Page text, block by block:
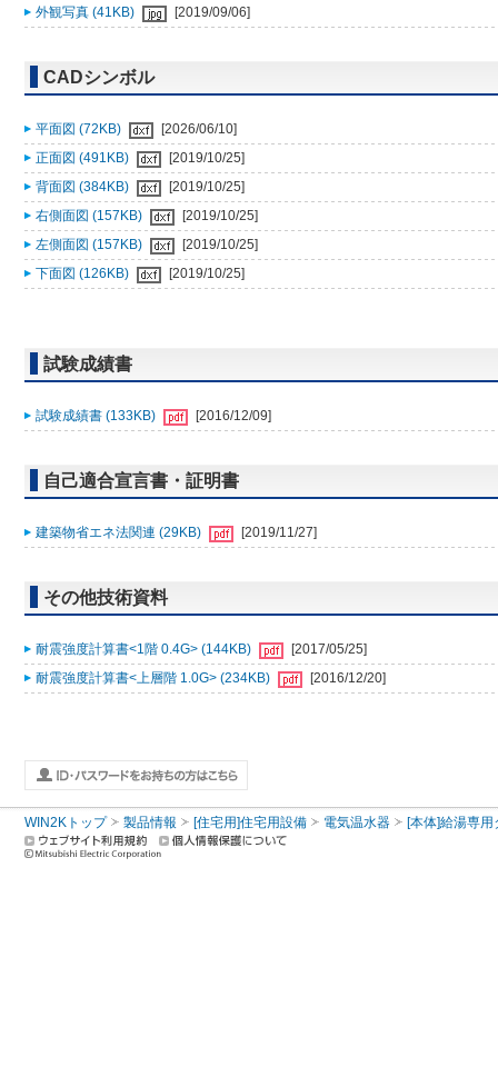
外観写真 (41KB) [2019/09/06]
CADシンボル
平面図 (72KB)
[2026/06/10]
正面図 (491KB)
[2019/10/25]
背面図 (384KB)
[2019/10/25]
右側面図 (157KB)
[2019/10/25]
左側面図 (157KB)
[2019/10/25]
下面図 (126KB)
[2019/10/25]
試験成績書
試験成績書 (133KB) [2016/12/09]
自己適合宣言書・証明書
建築物省エネ法関連 (29KB) [2019/11/27]
その他技術資料
耐震強度計算書<1階 0.4G> (144KB)
[2017/05/25]
耐震強度計算書<上層階 1.0G> (234KB)
[2016/12/20]
WIN2Kトップ 製品情報 [住宅用]住宅用設備 電気温水器 [本体]給湯専用